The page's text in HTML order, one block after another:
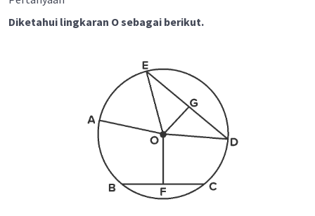
Diketahui lingkaran O sebagai berikut.